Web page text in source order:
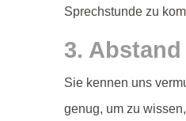
Sprechstunde zu
3.
Sie kennen uns
genug, um zu